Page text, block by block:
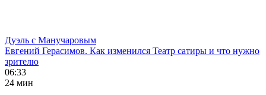
Дуэль с Манучаровым
Евгений Герасимов. Как изменился Театр сатиры и что нужно
зрителю
06:33
24 мин